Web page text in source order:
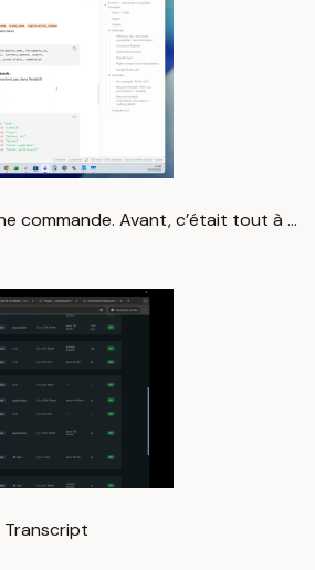
commande. Avant, c’était tout à …
Transcript